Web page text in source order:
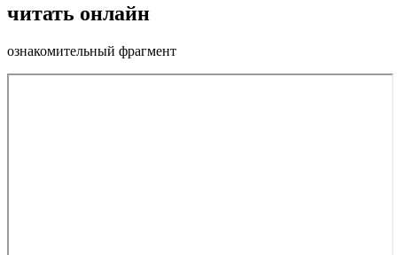
читать онлайн
ознакомительный фрагмент